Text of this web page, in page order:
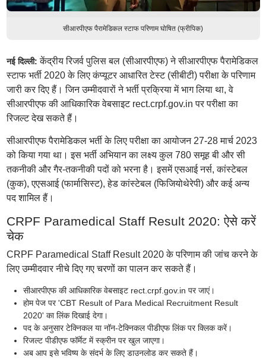
सीआरपीएफ पैरामेडिकल स्टाफ परिणाम घोषित (फ्रीपिक)
नई दिल्ली:केंद्रीय रिजर्व पुलिस बल (सीआरपीएफ) ने सीआरपीएफ पैरामेडिकल
स्टाफ भर्ती 2020 के लिए कंप्यूटर आधारित टेस्ट (सीबीटी) परीक्षा के परिणाम
जारी कर दिए हैं। जिन उम्मीदवारों ने भर्ती प्रक्रिया में भाग लिया था, वे
सीआरपीएफ की आधिकारिक वेबसाइट rect.crpf.gov.in पर परीक्षा का
रिजल्ट देख सकते हैं।
सीआरपीएफ पैरामेडिकल भर्ती के लिए परीक्षा का आयोजन 27-28 मार्च 2023
को किया गया था। इस भर्ती अभियान का लक्ष्य कुल 780 समूह बी और सी
तकनीकी और गैर-तकनीकी पदों को भरना है। इसमें एसआई नर्स, कांस्टेबल
(कुक), एएसआई (फार्मासिस्ट), हेड कांस्टेबल (फिजियोथेरेपी) और कई अन्य
पद शामिल हैं।
CRPF Paramedical Staff Result 2020: ऐसे करें
चेक
CRPF Paramedical Staff Result 2020 के परिणाम की जांच करने के
लिए उम्मीदवार नीचे दिए गए चरणों का पालन कर सकते हैं।
सीआरपीएफ की आधिकारिक वेबसाइट rect.crpf.gov.in पर जाएं।
होम पेज पर 'CBT Result of Para Medical Recruitment Result
2020' का लिंक दिखाई देगा।
पद के अनुसार टेक्निकल या नॉन-टेक्निकल पीडीएफ लिंक पर क्लिक करें।
रिजल्ट पीडीएफ फॉर्मेट में स्क्रीन पर खुल जाएगा।
अब आप इसे भविष्य के संदर्भ के लिए डाउनलोड कर सकते हैं।